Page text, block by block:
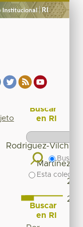
Rodriguez-Vilchis,
Martínez
Buscar
en RI
Buscar
Esta
Buscar
en RI